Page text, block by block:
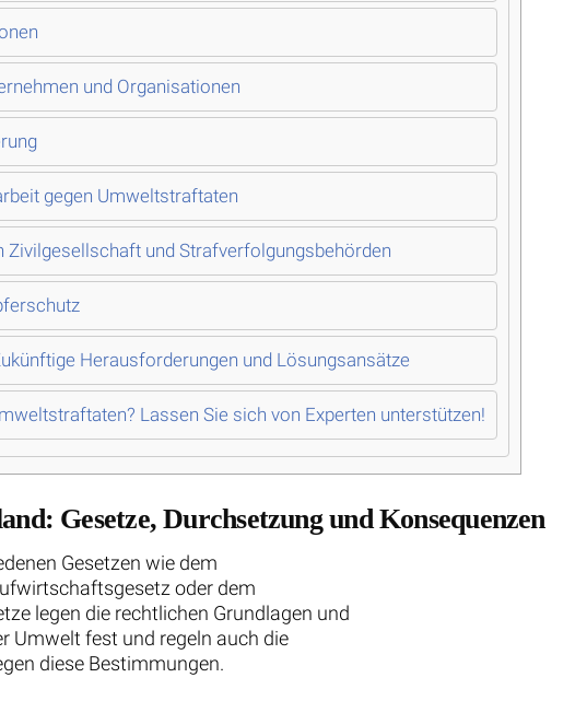
und Organisationen
gegen Umweltstraftaten
und Strafverfolgungsbehörden
Herausforderungen und Lösungsansätze
Lassen Sie sich von Experten unterstützen!
Gesetze, Durchsetzung und Konsequenzen
Gesetzen wie dem
oder dem
legen die rechtlichen Grundlagen und
Umwelt fest und regeln auch die
diese Bestimmungen.